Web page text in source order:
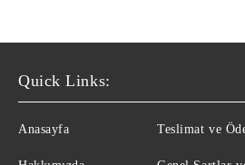
Quick Links:
Anasayfa Teslimat ve